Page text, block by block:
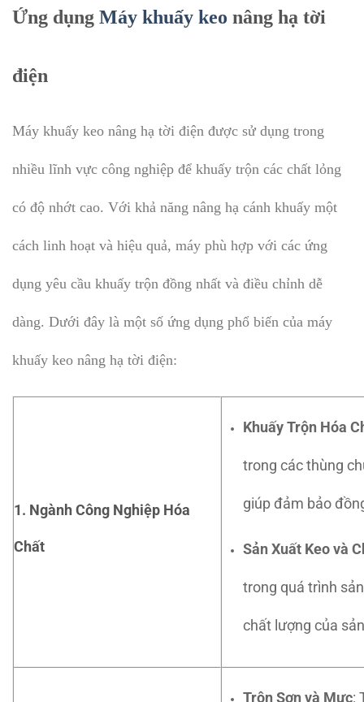
Ứng dụng Máy khuấy keo nâng hạ tời
điện
Máy khuấy keo nâng hạ tời điện được sử dụng trong
nhiều lĩnh vực công nghiệp để khuấy trộn các chất lỏng
có độ nhớt cao. Với khả năng nâng hạ cánh khuấy một
cách linh hoạt và hiệu quả, máy phù hợp với các ứng
dụng yêu cầu khuấy trộn đồng nhất và điều chỉnh dễ
dàng. Dưới đây là một số ứng dụng phổ biến của máy
khuấy keo nâng hạ tời điện:
1. Ngành Công Nghiệp Hóa
Chất
Khuấy Trộn Hóa
trong các thùng
giúp đảm bảo
Sản Xuất Keo và
trong quá trình
chất lượng của
Trộn Sơn và Mực: